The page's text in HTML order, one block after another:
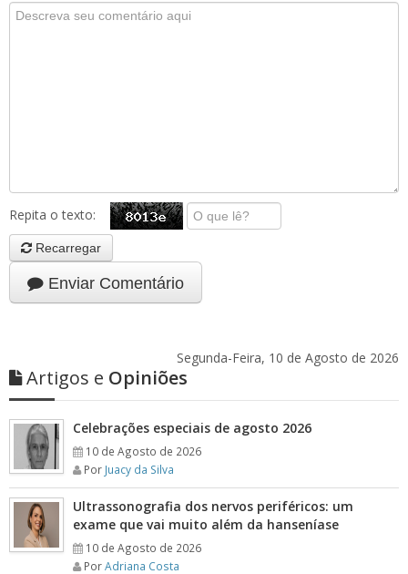
Repita o texto:
Recarregar
Enviar Comentário
Segunda-Feira, 10 de Agosto de 2026
Artigos e Opiniões
Celebrações especiais de agosto 2026
10 de Agosto de 2026
Por Juacy da Silva
Ultrassonografia dos nervos periféricos: um
exame que vai muito além da hanseníase
10 de Agosto de 2026
PorAdriana Costa